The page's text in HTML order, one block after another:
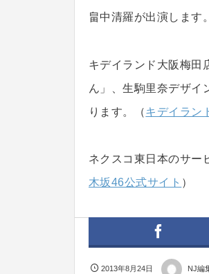
畠中清羅が出演します
キデイランド大阪梅田
ん」、生駒里奈デザイ
ります。（キデイラン
ネクスコ東日本のサー
木坂46公式サイト ）
2013年8月24日 NJ編